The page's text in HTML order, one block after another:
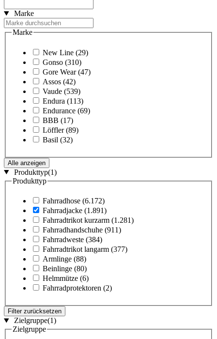
Marke
Marke
New Line (29)
Gonso (310)
Gore Wear (47)
Assos (42)
Vaude (539)
Endura (113)
Endurance (69)
BBB (17)
Löffler (89)
Basil (32)
Alle anzeigen
Produkttyp(1)
Produkttyp
Fahrradhose (6.172)
Fahrradjacke (1.891)
Fahrradtrikot kurzarm (1.281)
Fahrradhandschuhe (911)
Fahrradweste (384)
Fahrradtrikot langarm (377)
Armlinge (88)
Beinlinge (80)
Helmmütze (6)
Fahrradprotektoren (2)
Filter zurücksetzen
Zielgruppe(1)
Zielgruppe